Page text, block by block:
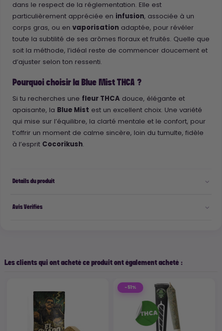
dans le respect de la réglementation. Elle est
particulièrement appréciée en infusion, associée à un
corps gras, ou en vaporisation adaptée, pour révéler
toute la subtilité de ses arômes floraux et fruités. Quelle que
soit la méthode, l’idéal reste de commencer doucement et
d’ajuster selon ton ressenti.
Pourquoi choisir la Blue Mist THCA ?
Si tu recherches une fleur THCA douce, élégante et
apaisante, la Blue Mist est un excellent choix. Une variété
qui mise sur l’équilibre, la clarté mentale et le confort, pour
t’offrir un moment de calme sincère, loin du tumulte, fidèle
à l’esprit Cocorikush.
Détails du produit
Avis Vérifiés
Les clients qui ont acheté ce produit ont également acheté :
-51%